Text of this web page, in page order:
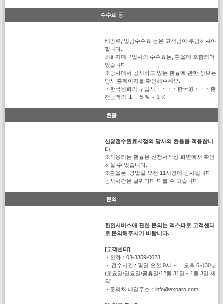
수수료 등
배송료, 입금수수료 등은 고객님이 부담하셔야
합니다.
외화지폐구입시의 수수료는, 환율에 포함되어
있습니다.
※당사에서 공시하고 있는 환율에 관한 정보는
당사 홈페이지를 확인해주세요.
・한국원화의 구입시・・・・한국원・・・환
전금액의 １．５％～３％
환율
신청접수완료시점의 당사의 환율을 적용합니
다.
※적용되는 환율은 신청서작성 화면에서 확인
하실 수 있습니다.
※환율은, 영업일 오전 11시경에 공시됩니다.
공시시간은 날짜마다 다를 수 있습니다.
문의
환전서비스에 관한 문의는 엑스파로 고객센터
로 문의해주시기 바랍니다.
[고객센터]
・전화：03-3359-0023
・ 접수시간 : 평일 오전 9시 ～ 오후 6시30분
(토요일/일요일/공휴일/12월 31일～1월 3일 제
외)
・문의처 메일주소：info@exparo.com